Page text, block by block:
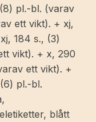
pl.-bl. (varav
ett vikt). + xj,
184 s., (3)
vikt). + x, 290
ett vikt). +
pl.-bl.
blått